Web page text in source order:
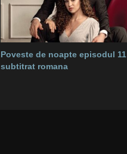
Poveste de noapte episodul 11
subtitrat romana